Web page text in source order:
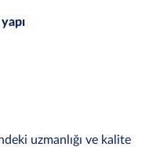
uzmanlığı ve kalite